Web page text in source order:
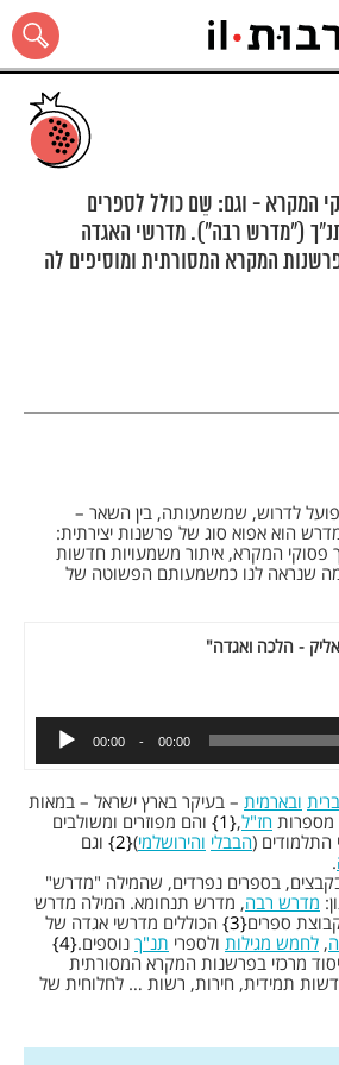
המקרא - וגם: שֵם כולל לספרים
("מדרש רבה"). מדרשי האגדה
המקרא המסורתית ומוסיפים לה
לדרוש, שמשמעותה, בין השאר –
הוא אפוא סוג של פרשנות יצירתית:
פסוקי המקרא, איתור משמעויות חדשות
שנראה לנו כמשמעותם הפשוטה של
- הלכה ואגדה"
00:00
00:00
ובארמית – בעיקר בארץ ישראל – במאות
מספרות חז"ל,
1 והם מפוזרים ומשולבים
התלמודים (הבבלי והירושלמי)
2 וגם
.
בספרים נפרדים, שהמילה "מדרש"
מדרש רבה, מדרש תנחומא. המילה מדרש
ספרים 3 הכוללים מדרשי אגדה של
, לחמש מגילות ולספרי תנ"ך נוספים. 4
מרכזי בפרשנות המקרא המסורתית
תמידית, חירות, רשות … לחלוחית של